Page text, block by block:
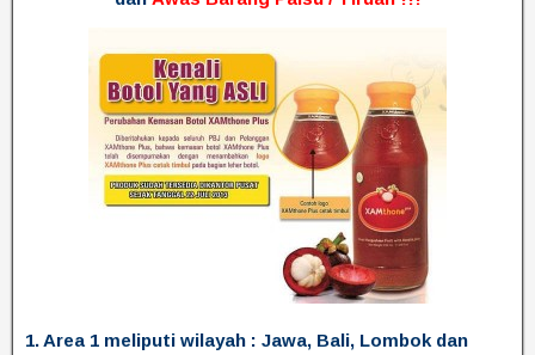
1. Area 1 meliputi wilayah : Jawa, Bali, Lombok dan